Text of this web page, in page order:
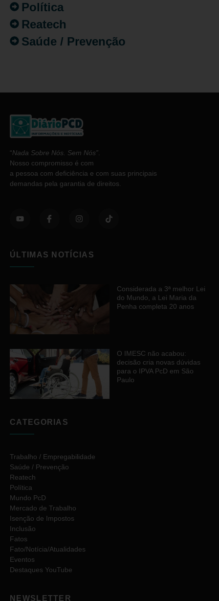
Política
Reatech
Saúde / Prevenção
“Nada Sobre Nós. Sem Nós”
Nosso compromisso é com
a pessoa com deficiência e com suas principais
demandas pela garantia de direitos.
ÚLTIMAS NOTÍCIAS
Considerada a 3ª melhor Lei
do Mundo, a Lei Maria da
Penha completa 20 anos
O IMESC não acabou:
decisão cria novas dúvidas
para o IPVA PcD em São
Paulo
CATEGORIAS
Trabalho / Empregabilidade
Saúde / Prevenção
Reatech
Política
Mundo PcD
Mercado de Trabalho
Isenção de Impostos
Inclusão
Fatos
Fato/Notícia/Atualidades
Eventos
Destaques YouTube
NEWSLETTER